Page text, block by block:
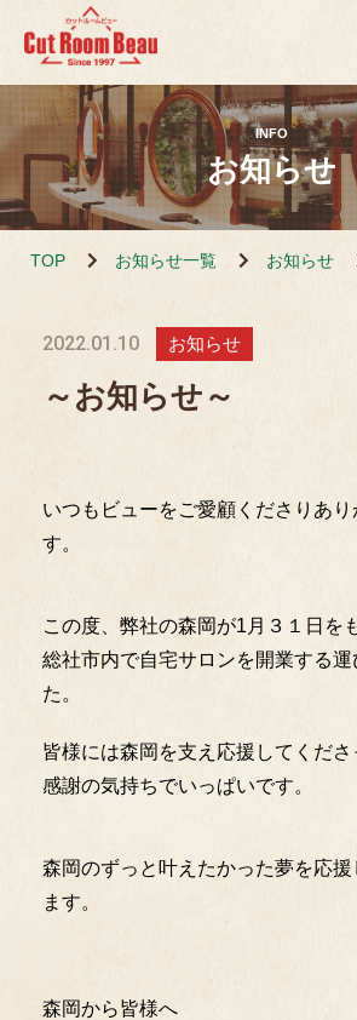
INFO
お知らせ
TOP お知らせ一覧 お知らせ
2022.01.10 お知らせ
～お知らせ～
いつもビューをご愛顧くださりあり
す。
この度、弊社の森岡が1月３１日を
総社市内で自宅サロンを開業する運
た。
皆様には森岡を支え応援してくだ
感謝の気持ちでいっぱいです。
森岡のずっと叶えたかった夢を応
ます。
森岡から皆様へ